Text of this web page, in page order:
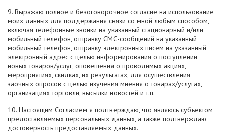
9. Выражаю полное и безоговорочное согласие на использование
моих данных для поддержания связи со мной любым способом,
включая телефонные звонки на указанный стационарный и/или
мобильный телефон, отправку СМС-сообщений на указанный
мобильный телефон, отправку электронных писем на указанный
электронный адрес с целью информирования о поступлении
новых товаров/услуг, оповещения о проводимых акциях,
мероприятиях, скидках, их результатах, для осуществления
заочных опросов с целью изучения мнения о товарах/услугах,
организациях торговли, высылки новостей и т.п.
10. Настоящим Согласием я подтверждаю, что являюсь субъектом
предоставляемых персональных данных, а также подтверждаю
достоверность предоставляемых данных.